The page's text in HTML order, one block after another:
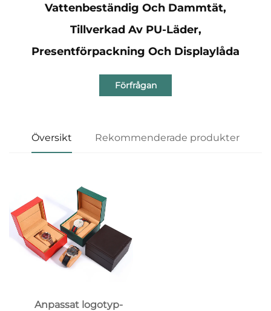
Vattenbeständig Och Dammtät,
Tillverkad Av PU-Läder,
Presentförpackning Och Displaylåda
Förfrågan
Översikt Rekommenderade produkter
Anpassat logotyp-